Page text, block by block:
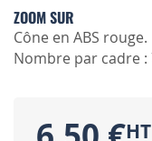
images
gallery
ZOOM SUR
Cône en ABS rouge.
Nombre par cadre :